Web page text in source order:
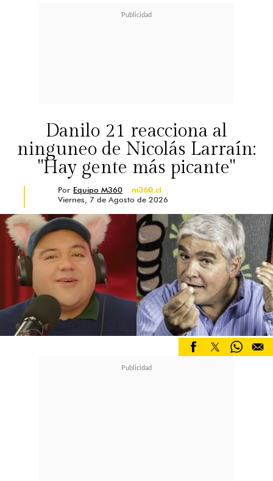
Danilo 21 reacciona al
ninguneo de Nicolás Larraín:
"Hay gente más picante"
Por Equipo M360
m360.cl
Viernes, 7 de Agosto de 2026